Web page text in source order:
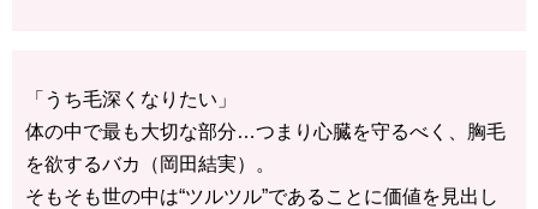
「うち毛深くなりたい」
体の中で最も大切な部分…つまり心臓を守るべく、胸毛
を欲するバカ（岡田結実）。
そもそも世の中は“ツルツル”であることに価値を見出し